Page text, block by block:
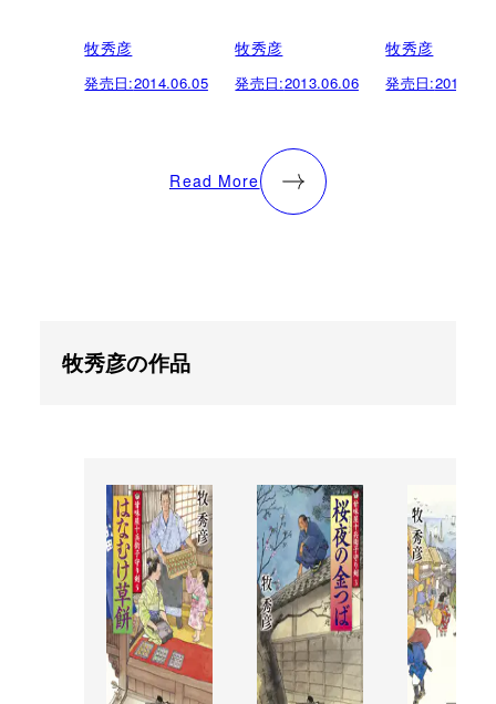
牧秀彦
発売日:2014.06.05
牧秀彦
発売日:2013.06.06
牧秀彦
発売日:
Read More
牧秀彦の作品